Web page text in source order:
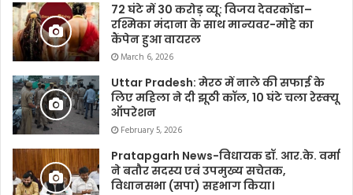
72 घंटे में 30 करोड़ व्यू: विजय देवरकोंडा–
रश्मिका मंदाना के साथ मान्यवर-मोहे का
कैंपेन हुआ वायरल
March 6, 2026
Uttar Pradesh: मेरठ में नाले की सफाई के
लिए महिला ने दी झूठी कॉल, 10 घंटे चला रेस्क्यू
ऑपरेशन
February 5, 2026
Pratapgarh News-विधायक डॉ. आर.के. वर्मा
ने बतौर सदस्य एवं उपमुख्य सचेतक,
विधानसभा (सपा) सहभाग किया।